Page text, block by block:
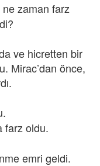
zaman farz
ve hicretten bir
Mirac’dan önce,
farz oldu.
emri geldi.